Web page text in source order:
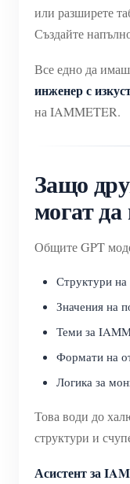
или разширете
Създайте
Все едно да
инженер с
на IAMMETER.
Защо
могат
Общите GPT
Структури
Значения на
Теми за
Формати на
Логика за
Това води до
структури и
Асистент за